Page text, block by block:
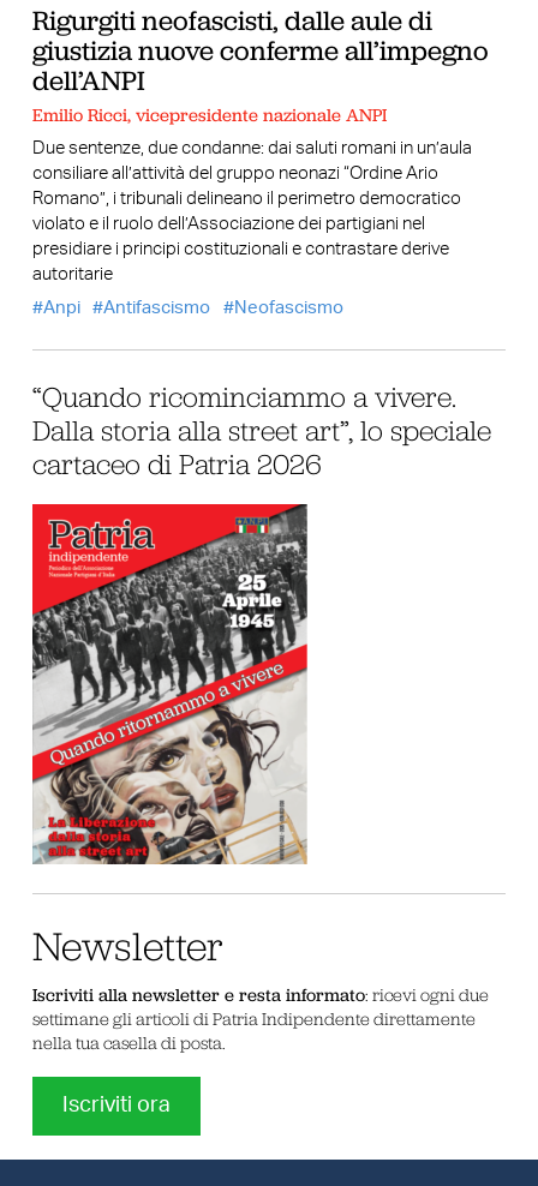
Rigurgiti neofascisti, dalle aule di
giustizia nuove conferme all’impegno
dell’ANPI
Emilio Ricci, vicepresidente nazionale ANPI
Due sentenze, due condanne: dai saluti romani in un’aula
consiliare all’attività del gruppo neonazi “Ordine Ario
Romano”, i tribunali delineano il perimetro democratico
violato e il ruolo dell’Associazione dei partigiani nel
presidiare i principi costituzionali e contrastare derive
autoritarie
Anpi
Antifascismo Neofascismo
“Quando ricominciammo a vivere.
Dalla storia alla street art”, lo speciale
cartaceo di Patria 2026
Newsletter
Iscriviti alla newsletter e resta informato: ricevi ogni due
settimane gli articoli di Patria Indipendente direttamente
nella tua casella di posta.
Iscriviti ora